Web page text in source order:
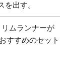
出す。
ムランナーが
すすめのセット